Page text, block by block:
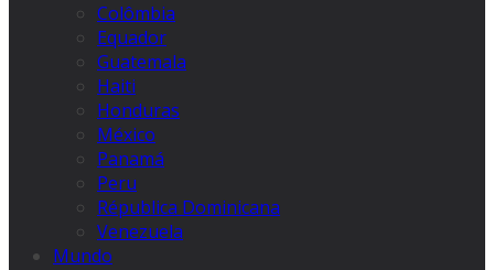
Colômbia
Equador
Guatemala
Haiti
Honduras
México
Panamá
Peru
Républica Dominicana
Venezuela
Mundo